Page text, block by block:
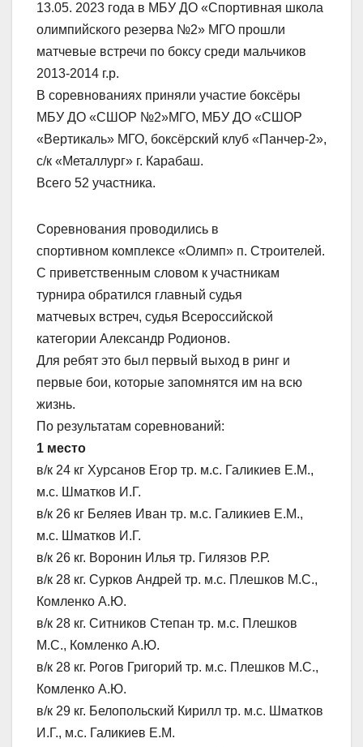
13.05. 2023 года в МБУ ДО «Спортивная школа
олимпийского резерва №2» МГО прошли
матчевые встречи по боксу среди мальчиков
2013-2014 г.р.
В соревнованиях приняли участие боксёры
МБУ ДО «СШОР №2»МГО, МБУ ДО «СШОР
«Вертикаль» МГО, боксёрский клуб «Панчер-2»,
с/к «Металлург» г. Карабаш.
Всего 52 участника.
Соревнования проводились в
спортивном комплексе «Олимп» п. Строителей.
С приветственным словом к участникам
турнира обратился главный судья
матчевых встреч, судья Всероссийской
категории Александр Родионов.
Для ребят это был первый выход в ринг и
первые бои, которые запомнятся им на всю
жизнь.
По результатам соревнований:
1 место
в/к 24 кг Хурсанов Егор тр. м.с. Галикиев Е.М.,
м.с. Шматков И.Г.
в/к 26 кг Беляев Иван тр. м.с. Галикиев Е.М.,
м.с. Шматков И.Г.
в/к 26 кг. Воронин Илья тр. Гилязов Р.Р.
в/к 28 кг. Сурков Андрей тр. м.с. Плешков М.С.,
Комленко А.Ю.
в/к 28 кг. Ситников Степан тр. м.с. Плешков
М.С., Комленко А.Ю.
в/к 28 кг. Рогов Григорий тр. м.с. Плешков М.С.,
Комленко А.Ю.
в/к 29 кг. Белопольский Кирилл тр. м.с. Шматков
И.Г., м.с. Галикиев Е.М.